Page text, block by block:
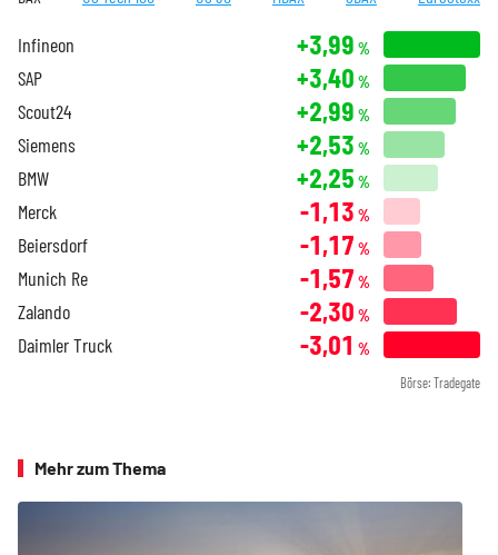
Infineon +3,99 %
SAP +3,40 %
Scout24 +2,99 %
Siemens +2,53 %
BMW +2,25 %
Merck -1,13 %
Beiersdorf -1,17 %
Munich Re -1,57 %
Zalando -2,30 %
Daimler Truck -3,01 %
Börse: Tradegate
Mehr zum Thema